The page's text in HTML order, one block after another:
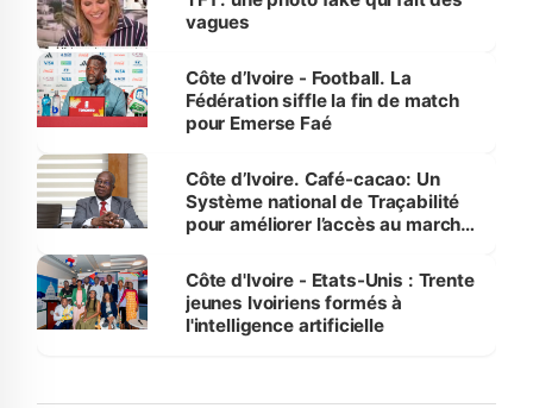
vagues
Côte d’Ivoire - Football. La
Fédération siffle la fin de match
pour Emerse Faé
Côte d’Ivoire. Café-cacao: Un
Système national de Traçabilité
pour améliorer l’accès au marché
Côte d'Ivoire - Etats-Unis : Trente
jeunes Ivoiriens formés à
l'intelligence artificielle